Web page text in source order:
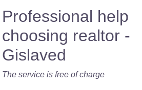
Professional help
choosing realtor -
Gislaved
The service is free of charge